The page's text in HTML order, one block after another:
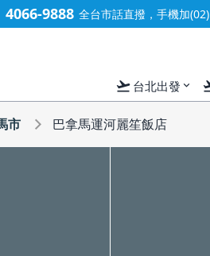
4066-9888 全台市話直撥，手機加(02)
flight_takeoff 台北出發 expand_more
市 巴拿馬運河麗笙飯店